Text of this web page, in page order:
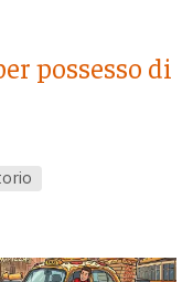
possesso di